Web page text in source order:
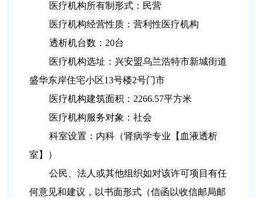
医疗机构所有制形式：民营
医疗机构经营性质：营利性医疗机构
透析机台数：20台
医疗机构选址：兴安盟乌兰浩特市新城街道
盛华东岸住宅小区13号楼2号门市
医疗机构建筑面积：2266.57平方米
医疗机构服务对象：社会
科室设置：内科（肾病学专业【血液透析
室】）
公民、法人或其他组织如对该许可项目有任
何意见和建议，以书面形式（信函以收信邮局邮